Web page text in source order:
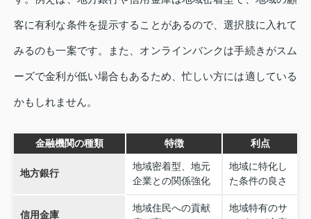
客に有利な条件を提示することがあるので、選択肢に入れて
みるのも一案です。また、オンラインバンクは手続きがスム
ーズで金利が低い場合もあるため、忙しい方には適している
かもしれません。
金融機関の種類 特徴 利点
地方銀行
地域密着型、地元
企業との関係強化
地域に特化し
た条件の良さ
信用金庫
地域住民への貢献
地域特有のサ